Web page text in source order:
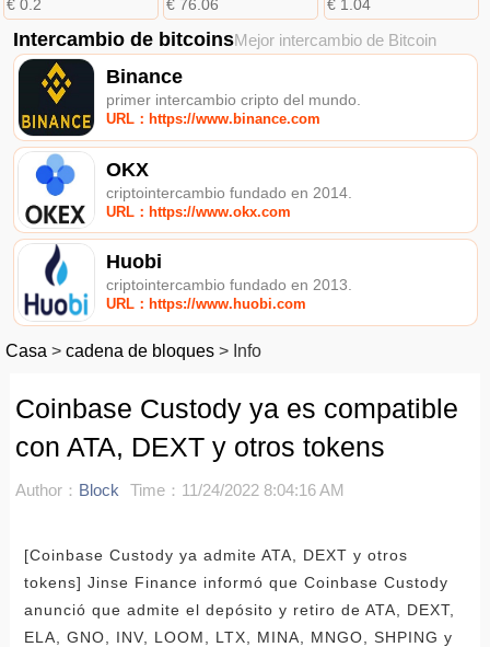
€ 0.2 € 76.06 € 1.04
Intercambio de bitcoinsMejor intercambio de Bitcoin
Binance
primer intercambio cripto del mundo.
URL：https://www.binance.com
OKX
criptointercambio fundado en 2014.
URL：https://www.okx.com
Huobi
criptointercambio fundado en 2013.
URL：https://www.huobi.com
Casa > cadena de bloques > Info
Coinbase Custody ya es compatible
con ATA, DEXT y otros tokens
Author： Block Time：11/24/2022 8:04:16 AM
[Coinbase Custody ya admite ATA, DEXT y otros
tokens] Jinse Finance informó que Coinbase Custody
anunció que admite el depósito y retiro de ATA, DEXT,
ELA, GNO, INV, LOOM, LTX, MINA, MNGO, SHPING y